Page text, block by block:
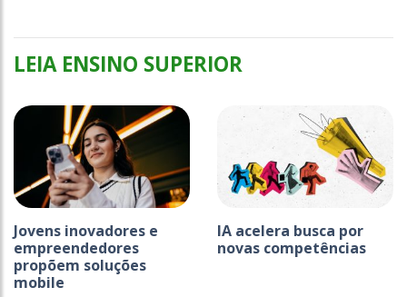
LEIA ENSINO SUPERIOR
Jovens inovadores e
empreendedores
propõem soluções
mobile
IA acelera busca por
novas competências